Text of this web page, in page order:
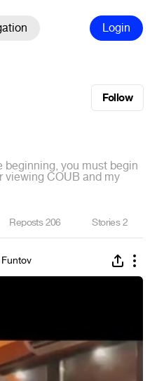
Login
Follow
beginning, you must begin
viewing COUB and my
Reposts206 Stories2